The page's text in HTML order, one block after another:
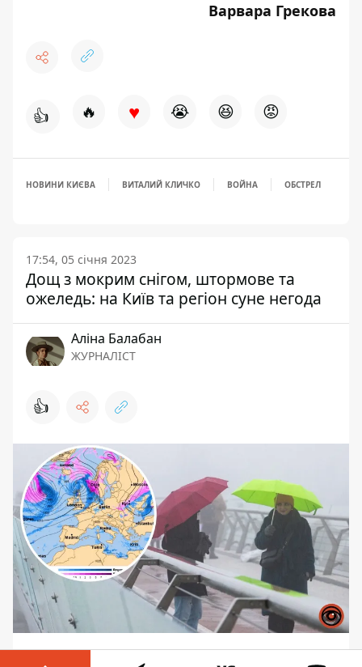
Варвара Грекова
👍 🔥 ♥ 😭 😆 😡
НОВИНИ КИЄВА ВИТАЛИЙ КЛИЧКО ВОЙНА ОБСТРЕЛ
17:54, 05 січня 2023
Дощ з мокрим снігом, штормове та
ожеледь: на Київ та регіон суне негода
Аліна Балабан
ЖУРНАЛІСТ
👍
У п'ятницю, 6-го січня, в Україні та Києві